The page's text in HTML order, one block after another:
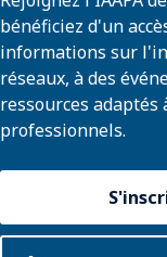
bénéficiez d'un
informations sur
réseaux, à des
ressources adaptés
professionnels.